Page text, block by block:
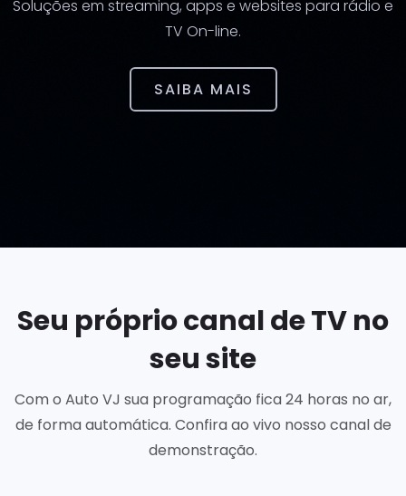
Soluções em streaming, apps e websites para rádio e
TV On-line.
SAIBA MAIS
Seu próprio canal de TV no
seu site
Com o Auto VJ sua programação fica 24 horas no ar,
de forma automática. Confira ao vivo nosso canal de
demonstração.